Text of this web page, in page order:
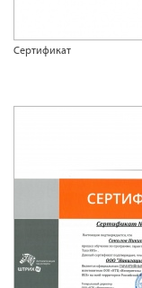
Сертификат